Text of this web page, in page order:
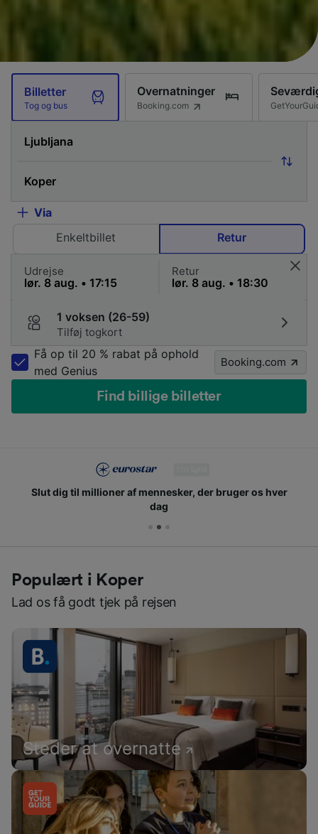
Billetter
Tog og bus
Overnatninger
Booking.com
Via
Enkeltbillet
Retur
Udrejse Retur
1 voksen (26-59)
Tilføj togkort
Få op til 20 % rabat på ophold
med Genius
Booking.com
Find billige billetter
Slut dig til millioner af mennesker, der bruger os hver
dag
Populært i Koper
Lad os få godt tjek på rejsen
Steder at overnatte